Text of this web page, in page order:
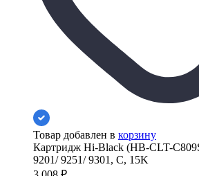
Товар добавлен в корзину
Картридж Hi-Black (HB-CLT-
9201/ 9251/ 9301, C, 15K